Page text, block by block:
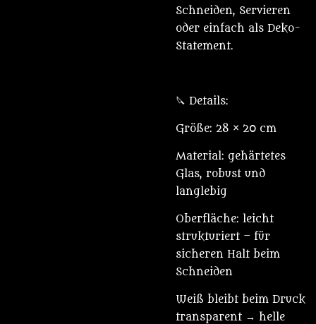
Schneiden, Servieren
oder einfach als Deko-
Statement.
🔪 Details:
Größe: 28 × 20 cm
Material: gehärtetes
Glas, robust und
langlebig
Oberfläche: leicht
strukturiert – für
sicheren Halt beim
Schneiden
Weiß bleibt beim Druck
transparent → helle